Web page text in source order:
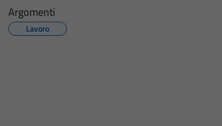
Argomenti
Lavoro